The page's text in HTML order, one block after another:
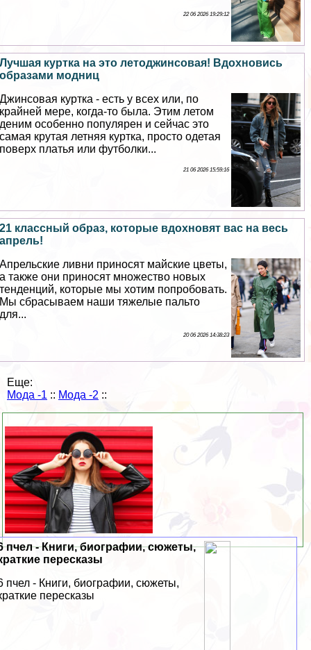
22 06 2026 19:29:12
Лучшая куртка на это летоджинсовая! Вдохновись
образами модниц
Джинсовая куртка - есть у всех или, по
крайней мере, когда-то была. Этим летом
деним особенно популярен и сейчас это
самая крутая летняя куртка, просто одетая
поверх платья или футболки...
21 06 2026 15:59:16
21 классный образ, которые вдохновят вас на весь
апрель!
Апрельские ливни приносят майские цветы,
а также они приносят множество новых
тенденций, которые мы хотим попробовать.
Мы сбрасываем наши тяжелые пальто
для...
20 06 2026 14:38:23
Еще:
Мода -1 :: Мода -2 ::
пчел - Книги, биографии, сюжеты,
пересказы
пчел - Книги, биографии, сюжеты,
пересказы